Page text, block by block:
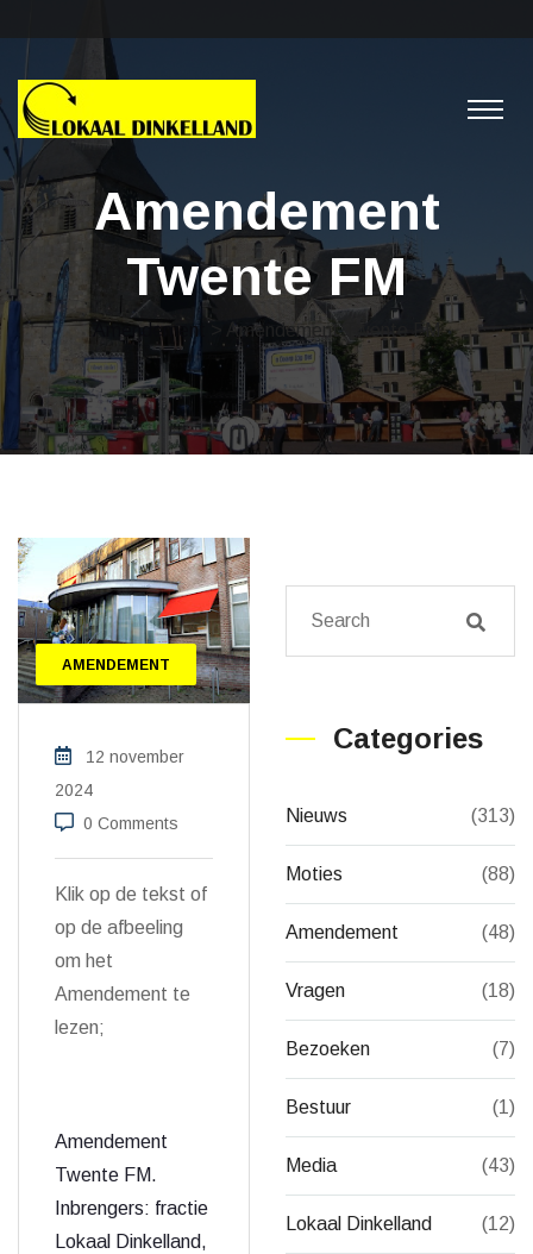
Amendement
Twente FM
Amendement > Amendement Twente FM
AMENDEMENT
12 november
2024
0 Comments
Klik op de tekst of
op de afbeeling
om het
Amendement te
lezen;
Amendement
Twente FM.
Inbrengers: fractie
Lokaal Dinkelland,
Categories
Nieuws (313)
Moties (88)
Amendement (48)
Vragen (18)
Bezoeken (7)
Bestuur (1)
Media (43)
Lokaal Dinkelland (12)